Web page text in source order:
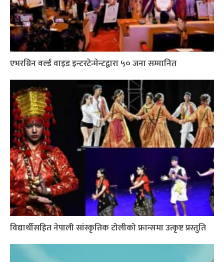
एभरग्रिन वर्ल्ड वाइड इन्टरटेन्मेन्टद्वारा ५० जना सम्मानित
विद्यार्थीसहित नेपाली सांस्कृतिक टोलीको फ्रान्समा उत्कृष्ट प्रस्तुति